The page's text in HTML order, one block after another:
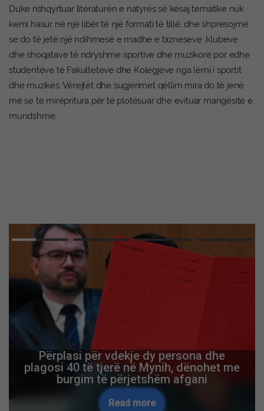
Duke rishqyrtuar literaturën e natyrës së kësaj tematike nuk
kemi hasur në një libër të një formati të tillë, dhe shpresojmë
se do të jetë një ndihmesë e madhe e bizneseve ,klubeve
dhe shoqatave të ndryshme sportive dhe muzikore por edhe
studentëve të Fakulteteve dhe Kolegjeve nga lëmi i sportit
dhe muzikës. Vërejtët dhe sugjerimet qëllim mira do të jenë
më se të mirëpritura për të plotësuar dhe evituar mangësitë e
mundshme.
Përplasi për vdekje dy persona dhe
plagosi 40 të tjerë në Mynih, dënohet me
burgim të përjetshëm afgani
Read more